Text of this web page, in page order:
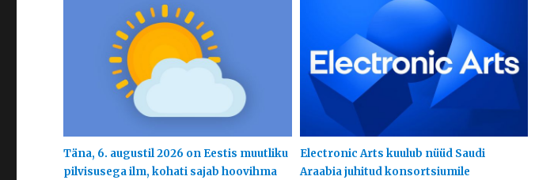
Täna, 6. augustil 2026 on Eestis muutliku
pilvisusega ilm, kohati sajab hoovihma
Electronic Arts kuulub nüüd Saudi
Araabia juhitud konsortsiumile